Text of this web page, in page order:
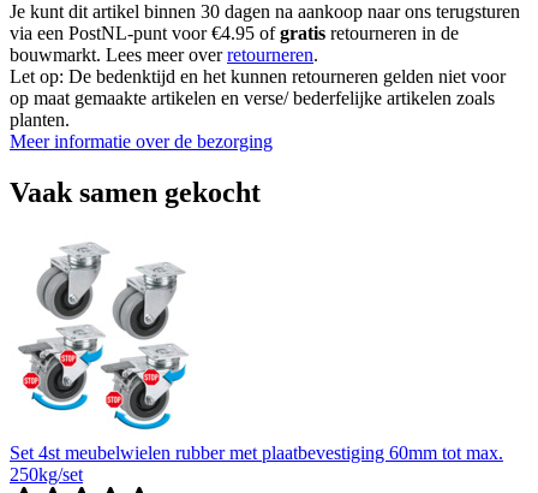
Je kunt dit artikel binnen 30 dagen na aankoop naar ons terugsturen
via een PostNL-punt voor €4.95 ofgratis retourneren in de
bouwmarkt. Lees meer overretourneren.
Let op: De bedenktijd en het kunnen retourneren gelden niet voor
op maat gemaakte artikelen en verse/ bederfelijke artikelen zoals
planten.
Meer informatie over de bezorging
Vaak samen gekocht
Set 4st meubelwielen rubber met plaatbevestiging 60mm tot max.
250kg/set